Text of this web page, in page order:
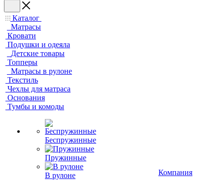
Каталог
Матрасы
Кровати
Подушки и одеяла
Детские товары
Топперы
Матрасы в рулоне
Текстиль
Чехлы для матраса
Основания
Тумбы и комоды
Беспружинные
Пружинные
В рулоне
Компания